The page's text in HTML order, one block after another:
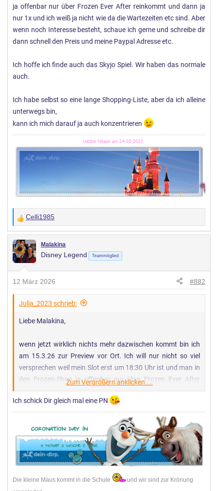
ja offenbar nur über Frozen Ever After reinkommt und dann ja
nur 1x und ich weiß ja nicht wie da die Wartezeiten etc sind. Aber
wenn noch Interesse besteht, schaue ich gerne und schreibe dir
dann schnell den Preis und meine Paypal Adresse etc.
Ich hoffe ich finde auch das Skyjo Spiel. Wir haben das normale
auch.
Ich habe selbst so eine lange Shopping-Liste, aber da ich alleine
unterwegs bin,
kann ich mich darauf ja auch konzentrieren
W
e
r
t
n
g
Celli1985
Malakina
Disney Legend Teammitglied
12 März 2026 #882
Julia_2023 schrieb:
Liebe Malakina,
wenn jetzt wirklich nichts mehr dazwischen kommt bin ich
am 15.3.26 zur Preview vor Ort. Ich will nur nicht so viel
versprechen weil mein Slot erst um 18:30 Uhr ist und man in
den Frozen-Shop ja offenbar nur über Frozen Ever After
reinkommt und dann ja nur 1x und ich weiß ja nicht wie da
die Wartezeiten etc sind. Aber wenn noch Interesse besteht,
schaue ich gerne und schreibe dir dann schnell den Preis
und meine Paypal Adresse etc.
Ich hoffe ich finde auch das Skyjo Spiel. Wir haben das
normale auch.
Ich habe selbst so eine lange Shopping-Liste, aber da ich
Zum Vergrößern anklicken....
Ich schick Dir gleich mal eine PN
Die kleine Maus kommt in die Schule
und wir sind zur Krönung